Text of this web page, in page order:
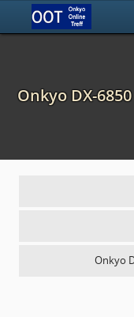
Onkyo DX-
Onkyo